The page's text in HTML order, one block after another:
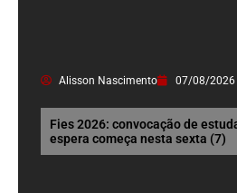
Alisson Nascimento 07/08/2026
Fies 2026: convocação de
espera começa nesta sexta (7)